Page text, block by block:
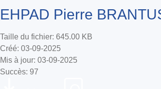
EHPAD Pierre
Taille du fichier: 645.00 KB
Créé: 03-09-2025
Mis à jour: 03-09-2025
Succès: 97